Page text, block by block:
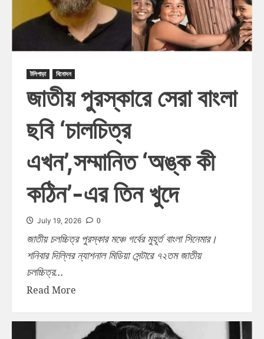
টলিপাড়া বিনোদন
জাতীয় পুরস্কারে সেরা বাংলা
ছবি ‘চালচিত্র
এখন’,সম্মানিত ‘অঙ্ক কী
কঠিন’-এর তিন খুদে
July 19, 2026 0
জাতীয় চলচ্চিত্র পুরস্কার মঞ্চে গর্বের মুহূর্ত বাংলা সিনেমার।
শনিবার দিল্লির ন্যাশনাল মিডিয়া সেন্টারে ৭২তম জাতীয়
চলচ্চিত্র...
Read More